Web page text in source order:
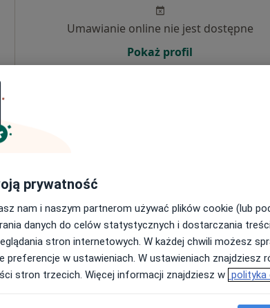
Umawianie online nie jest dostępne
Pokaż profil
Dziś
Umawianie online nie jest dostępne
Poproś o wizytę
prywatność
nam i naszym partnerom używać plików cookie (lub
danych do celów statystycznych i dostarczania
stron internetowych. W każdej chwili możesz
preferencje w ustawieniach. W ustawieniach znajdziesz
stron trzecich. Więcej informacji znajdziesz w polityka